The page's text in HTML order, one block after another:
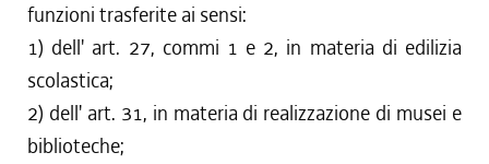
funzioni trasferite ai sensi:
1) dell' art. 27, commi 1 e 2, in materia di edilizia
scolastica;
2) dell' art. 31, in materia di realizzazione di musei e
biblioteche;